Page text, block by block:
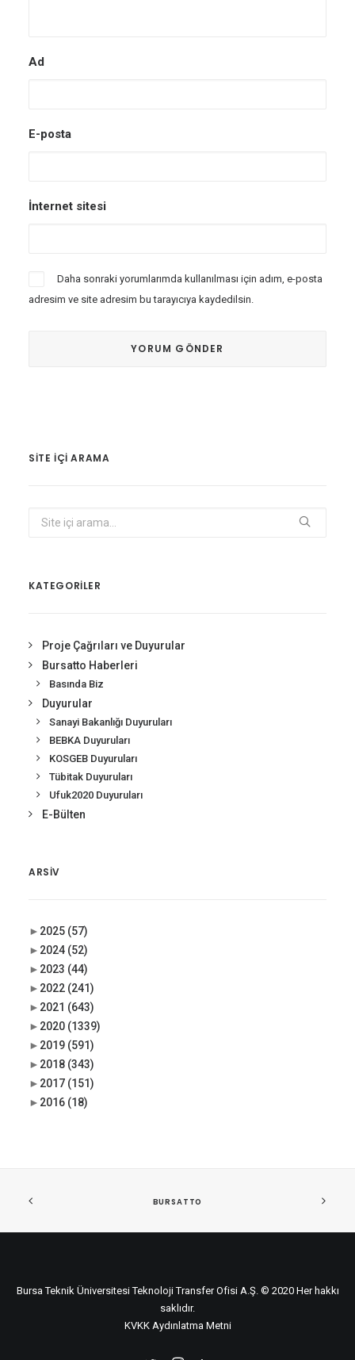
Ad
E-posta
İnternet sitesi
Daha sonraki yorumlarımda kullanılması için adım, e-posta
adresim ve site adresim bu tarayıcıya kaydedilsin.
SITE IÇI ARAMA
KATEGORİLER
Proje Çağrıları ve Duyurular
Bursatto Haberleri
Basında Biz
Duyurular
Sanayi Bakanlığı Duyuruları
BEBKA Duyuruları
KOSGEB Duyuruları
Tübitak Duyuruları
Ufuk2020 Duyuruları
E-Bülten
ARSIV
► 2025 (57)
► 2024 (52)
► 2023 (44)
► 2022 (241)
► 2021 (643)
► 2020 (1339)
► 2019 (591)
► 2018 (343)
► 2017 (151)
► 2016 (18)
BURSATTO
Bursa Teknik Üniversitesi Teknoloji Transfer Ofisi A.Ş. © 2020 Her hakkı
saklıdır.
KVKK Aydınlatma Metni